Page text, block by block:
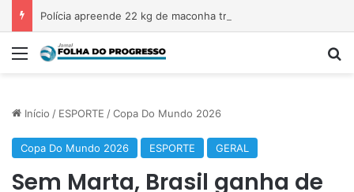
Menu
Início / ESPORTE /Copa Do Mundo 2026
Copa Do Mundo 2026 ESPORTE GERAL
Sem Marta, Brasil ganha de